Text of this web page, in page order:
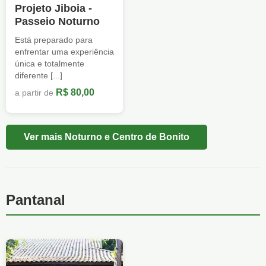
Projeto Jiboia -
Passeio Noturno
Está preparado para
enfrentar uma experiência
única e totalmente
diferente [...]
a partir de R$ 80,00
Ver mais Noturno e Centro de Bonito
Pantanal